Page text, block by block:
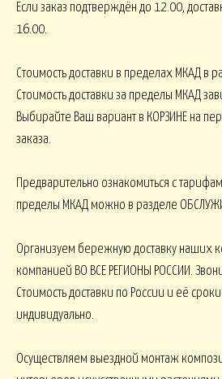
НГ ЁЛКИ
СВАДЬБА
РИТУАЛЬНЫЕ
ИСКУССТВЕННЫЕ
ПАСХА
НГ ЁЛОЧКИ
В НАЛИЧИИ
И ТЕРРАСЫ
Если заказ подтверждён до 12.00,
16.00.
Стоимость доставки в пределах МКАД в
Стоимость доставки за пределы МКАД
Выбирайте Ваш вариант в КОРЗИНЕ на
заказа.
Предварительно ознакомиться с
пределы МКАД можно в разделе
Организуем бережную доставку наших
компанией ВО ВСЕ РЕГИОНЫ РОССИИ.
Стоимость доставки по России и её
индивидуально.
Осуществляем выездной монтаж